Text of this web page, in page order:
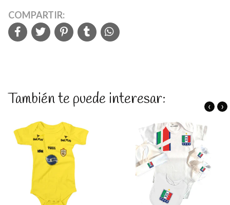
COMPARTIR:
También te puede interesar: ‹ ›